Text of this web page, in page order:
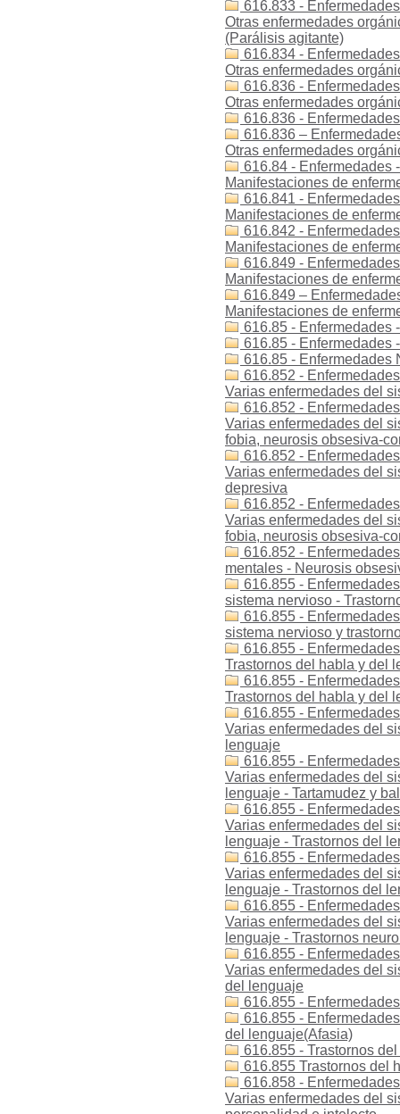
616.833 -
Otras enfermedades
(Parálisis agitante)
616.834 -
Otras enfermedades
616.836 -
Otras enfermedades
616.836 -
616.836 –
Otras enfermedades
616.84 - Enfermedades
Manifestaciones de
616.841 -
Manifestaciones de
616.842 -
Manifestaciones de
616.849 -
Manifestaciones de
616.849 –
Manifestaciones de
616.85 - Enfermedades
616.85 - Enfermedades
616.85 - Enfermedades
616.852 -
Varias enfermedades del
616.852 -
Varias enfermedades del
fobia, neurosis obsesiva-
616.852 -
Varias enfermedades del
depresiva
616.852 -
Varias enfermedades del
fobia, neurosis obsesiva-
616.852 -
mentales - Neurosis
616.855 -
sistema nervioso -
616.855 -
sistema nervioso y
616.855 -
Trastornos del habla y del
616.855 -
Trastornos del habla y del
616.855 -
Varias enfermedades del
lenguaje
616.855 -
Varias enfermedades del
lenguaje - Tartamudez y
616.855 -
Varias enfermedades del
lenguaje - Trastornos del
616.855 -
Varias enfermedades del
lenguaje - Trastornos del
616.855 -
Varias enfermedades del
lenguaje - Trastornos
616.855 -
Varias enfermedades del
del lenguaje
616.855 -
616.855 -
del lenguaje(Afasia)
616.855 - Trastornos
616.855 Trastornos del
616.858 -
Varias enfermedades del